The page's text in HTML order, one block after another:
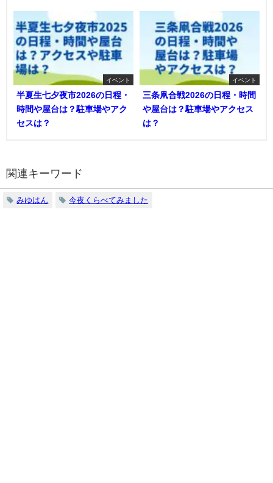
イベント
半夏生七夕夜市2026の日程・
時間や屋台は？駐車場やアク
セスは？
イベント
三条凧合戦2026の日程・時間
や屋台は？駐車場やアクセス
は？
関連キーワード
みゆはん 今夜くらべてみました